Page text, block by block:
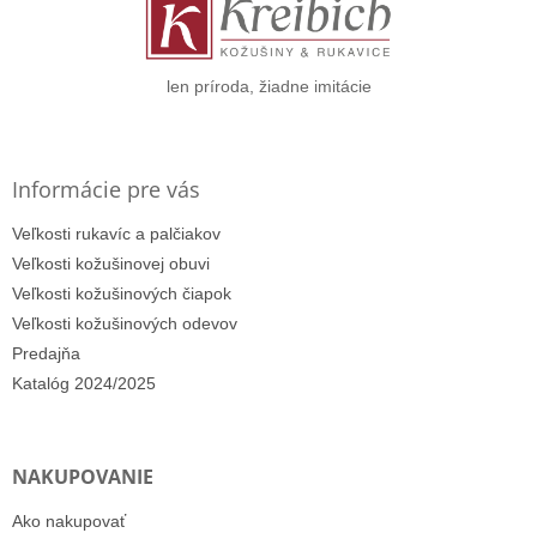
len príroda, žiadne imitácie
Informácie pre vás
Veľkosti rukavíc a palčiakov
Veľkosti kožušinovej obuvi
Veľkosti kožušinových čiapok
Veľkosti kožušinových odevov
Predajňa
Katalóg 2024/2025
NAKUPOVANIE
Ako nakupovať